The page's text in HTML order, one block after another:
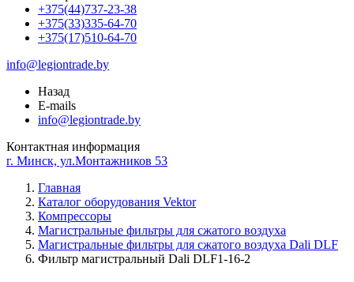
+375(44)737-23-38
+375(33)335-64-70
+375(17)510-64-70
info@legiontrade.by
Назад
E-mails
info@legiontrade.by
Контактная информация
г. Минск, ул.Монтажников 53
Главная
Каталог оборудования Vektor
Компрессоры
Магистральные фильтры для сжатого воздуха
Магистральные фильтры для сжатого воздуха Dali DLF
Фильтр магистральный Dali DLF1-16-2